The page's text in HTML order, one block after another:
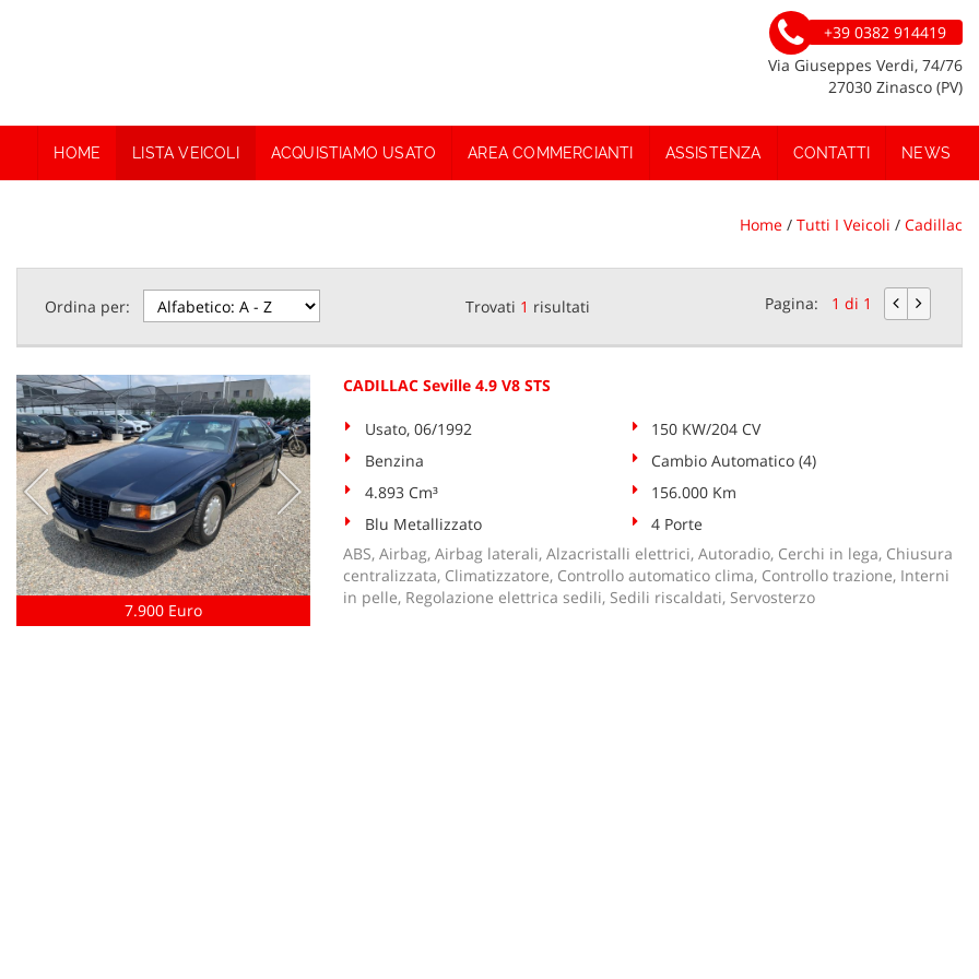
+39 0382 914419
Via Giuseppes Verdi, 74/76
27030 Zinasco (PV)
HOME LISTA VEICOLI ACQUISTIAMO USATO AREA COMMERCIANTI ASSISTENZA CONTATTI NEWS
Home / Tutti I Veicoli / Cadillac
Ordina per: Trovati 1 risultati Pagina: 1 di 1
7.900 Euro
CADILLAC Seville 4.9 V8 STS
Usato, 06/1992
150 KW/204 CV
Benzina
Cambio Automatico (4)
4.893 Cm³
156.000 Km
Blu Metallizzato
4 Porte
ABS, Airbag, Airbag laterali, Alzacristalli elettrici, Autoradio, Cerchi in lega, Chiusura
centralizzata, Climatizzatore, Controllo automatico clima, Controllo trazione, Interni
in pelle, Regolazione elettrica sedili, Sedili riscaldati, Servosterzo